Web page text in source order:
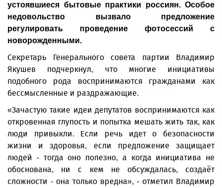
устоявшиеся бытовые практики россиян. Особое
недовольство вызвало предложение
регулировать проведение фотосессий с
новорожденными.
Секретарь Генерального совета партии Владимир
Якушев подчеркнул, что многие инициативы
подобного рода воспринимаются гражданами как
бессмысленные и раздражающие.
«Зачастую такие идеи депутатов воспринимаются как
откровенная глупость и попытка мешать жить так, как
люди привыкли. Если речь идет о безопасности
жизни и здоровья, если предложение защищает
людей - тогда оно полезно, а когда инициатива не
обоснована, ни с кем не обсуждалась, создаёт
сложности - она только вредна», - отметил Владимир